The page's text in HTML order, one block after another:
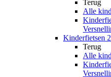
Terug
Alle
Kinderfietsen
Terug
Alle